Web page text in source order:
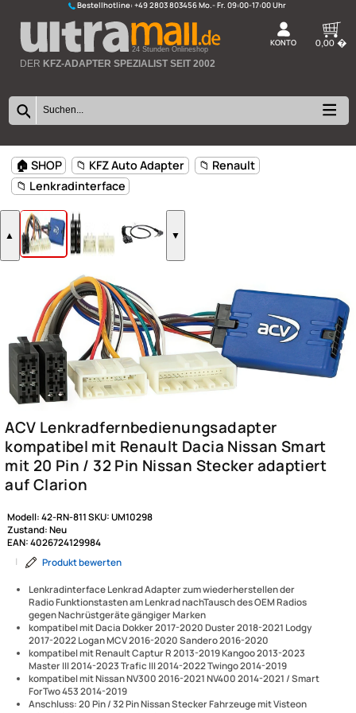
Bestellhotline:+49 2803 803456
24 Stunden Onlineshop
🏠 SHOP 📁 KFZ Auto Adapter
📁 Lenkradinterface
▲
ACV
Lenkradinterface Lenkrad Adapter zum wiederherstellen der
Radio Funktionstasten am Lenkrad nachTausch des OEM Radios
gegen Nachrüstgeräte gängiger Marken
kompatibel mit Dacia Dokker 2017-2020 Duster 2018-2021 Lodgy
Zustand:Neu
EAN:4026724129984
| Produkt bewerten